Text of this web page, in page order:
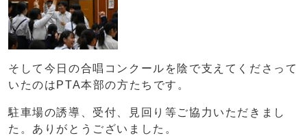
そして今日の合唱コンクールを陰で支えてくださって
いたのはPTA本部の方たちです。
駐車場の誘導、受付、見回り等ご協力いただきまし
た。ありがとうございました。